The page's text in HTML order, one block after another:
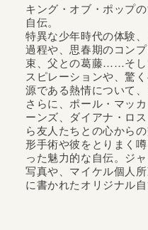
キング・オブ・ポップ
自伝。
特異な少年時代の体験
過程や、思春期のコン
束、父との葛藤……そし
スピレーションや、驚
源である熱情について
さらに、ポール・マッ
ーンズ、ダイアナ・ロ
ら友人たちとの心から
形手術や彼をとりまく
った魅力的な自伝。ジ
写真や、マイケル個人
に書かれたオリジナル